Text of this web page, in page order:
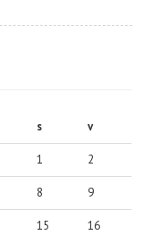
s v
1 2
8 9
15 16